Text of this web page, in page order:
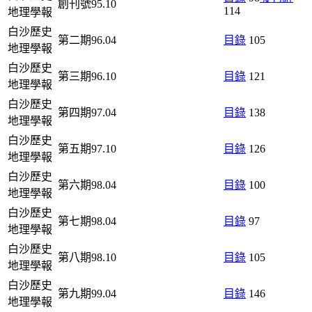
地理學報
創刊號95.10
114
白沙歷史
地理學報
第二期96.04 目錄 105
白沙歷史
地理學報
第三期96.10 目錄 121
白沙歷史
地理學報
第四期97.04 目錄 138
白沙歷史
地理學報
第五期97.10 目錄 126
白沙歷史
地理學報
第六期98.04 目錄 100
白沙歷史
地理學報
第七期98.04 目錄 97
白沙歷史
地理學報
第八期98.10 目錄 105
白沙歷史
地理學報
第九期99.04 目錄 146